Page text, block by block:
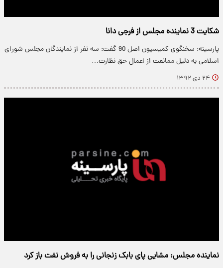
شکایت 3 نماینده مجلس از فرجی دانا
پارسینه: سخنگوی کمیسیون اصل 90 گفت: سه نفر از نمایندگان مجلس شورای
اسلامی به دلیل ممانعت از اعمال حق نظارت…
۲۴ دی ۱۳۹۲
نماینده مجلس: مشایی پای بابک زنجانی را به فروش نفت باز کرد